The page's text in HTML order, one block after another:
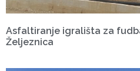
Asfaltiranje igrališta za
Željeznica